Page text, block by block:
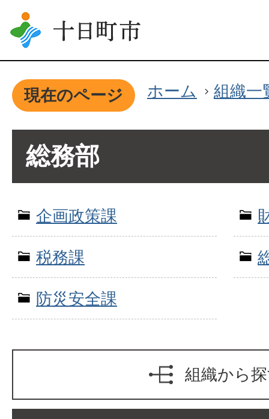
現在のページ ホーム 組織一
総務部
企画政策課
税務課
防災安全課
組織から